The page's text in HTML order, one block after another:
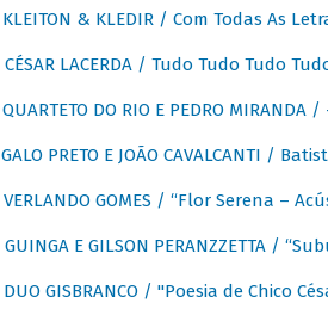
KLEITON & KLEDIR / Com Todas As
CÉSAR LACERDA / Tudo Tudo Tudo
QUARTETO DO RIO E PEDRO MIRANDA /
GALO PRETO E JOÃO CAVALCANTI /
VERLANDO GOMES / “Flor Serena –
GUINGA E GILSON PERANZZETTA /
DUO GISBRANCO / "Poesia de Chico